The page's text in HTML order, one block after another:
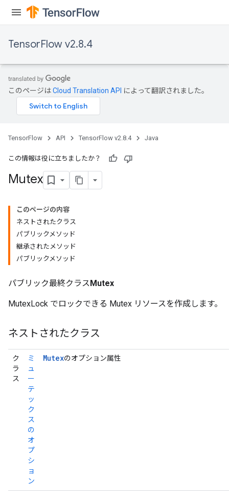
TensorFlow v2.8.4
このページはCloud Translation API によって翻訳されました。
TensorFlow API TensorFlow v2.8.4 Java
この情報は役に立ちましたか？
Mutex
このページの内容
ネストされたクラス
パブリックメソッド
継承されたメソッド
パブリックメソッド
パブリック最終クラスMutex
MutexLock でロックできる Mutex リソースを作成します。
ネストされたクラス
ク
ラ
ス
ミ
ュ
ー
テ
ッ
ク
ス
の
オ
プ
シ
ョ
ン
Mutexのオプション属性